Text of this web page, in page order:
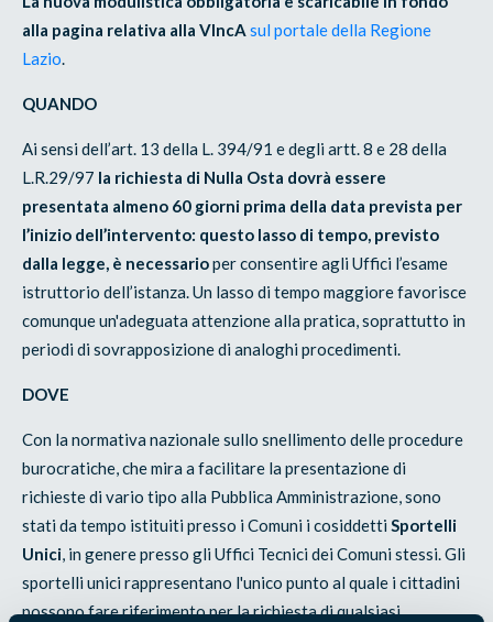
alla pagina relativa alla VIncAsul portale della Regione
Lazio.
QUANDO
Ai sensi dell’art. 13 della L. 394/91 e degli artt. 8 e 28 della
L.R.29/97 la richiesta di Nulla Osta dovrà essere
presentata almeno 60 giorni prima della data prevista per
l’inizio dell’intervento: questo lasso di tempo, previsto
dalla legge, è necessarioper consentire agli Uffici l’esame
istruttorio dell’istanza. Un lasso di tempo maggiore favorisce
comunque un'adeguata attenzione alla pratica, soprattutto in
periodi di sovrapposizione di analoghi procedimenti.
DOVE
Con la normativa nazionale sullo snellimento delle procedure
burocratiche, che mira a facilitare la presentazione di
richieste di vario tipo alla Pubblica Amministrazione, sono
stati da tempo istituiti presso i Comuni i cosiddettiSportelli
Unici, in genere presso gli Uffici Tecnici dei Comuni stessi. Gli
sportelli unici rappresentano l'unico punto al quale i cittadini
possono fare riferimento per la richiesta di qualsiasi